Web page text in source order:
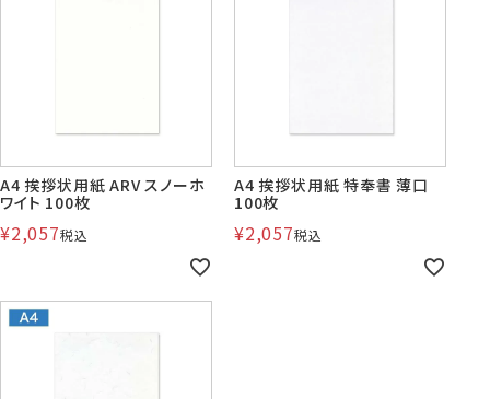
喪中はがき
年賀はがき・
B5縦2つ折 A4横3つ折
A4横3つ折
洋2タテ封筒
A4横・縦4つ折
洋4タテ封筒
紙製クリアファイル印刷サービス
A4 挨拶状用紙 ARV スノーホ
ワイト 100枚
¥2,057税込
A4 挨拶状用紙 特奉書 薄口
100枚
¥2,057税込